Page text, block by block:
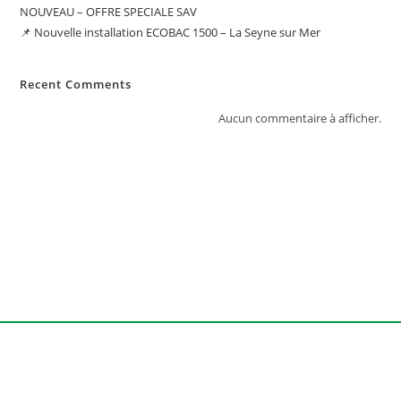
NOUVEAU – OFFRE SPECIALE SAV
📌 Nouvelle installation ECOBAC 1500 – La Seyne sur Mer
Recent Comments
Aucun commentaire à afficher.